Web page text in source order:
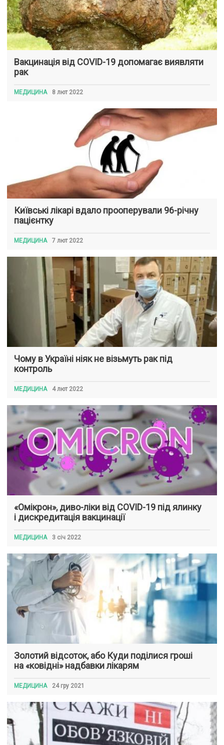
Вакцинація від COVID-19 допомагає виявляти
рак
МЕДИЦИНА 8 лют 2022
Київські лікарі вдало прооперували 96-річну
пацієнтку
МЕДИЦИНА 7 лют 2022
Чому в Україні ніяк не візьмуть рак під
контроль
МЕДИЦИНА 4 лют 2022
«Омікрон», диво-ліки від COVID-19 під ялинку
і дискредитація вакцинації
МЕДИЦИНА 3 січ 2022
Золотий відсоток, або Куди поділися гроші
на «ковідні» надбавки лікарям
МЕДИЦИНА 24 гру 2021